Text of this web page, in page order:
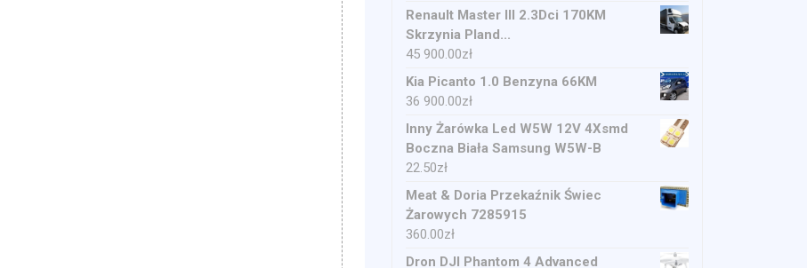
Renault Master III 2.3Dci 170KM
Skrzynia Pland...
45 900.00zł
Kia Picanto 1.0 Benzyna 66KM
36 900.00zł
Inny Żarówka Led W5W 12V 4Xsmd
Boczna Biała Samsung W5W-B
22.50zł
Meat & Doria Przekaźnik Świec
Żarowych 7285915
360.00zł
Dron DJI Phantom 4 Advanced